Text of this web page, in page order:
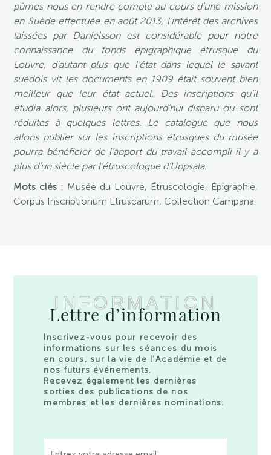
pûmes nous en rendre compte au cours d’une mission
en Suède effectuée en août 2013, l’intérêt des archives
laissées par Danielsson est considérable pour notre
connaissance du fonds épigraphique étrusque du
Louvre, d’autant plus que l’état dans lequel le savant
suédois vit les documents en 1909 était souvent bien
meilleur que leur état actuel. Des inscriptions qu’il
étudia alors, plusieurs ont aujourd’hui disparu ou sont
réduites à quelques lettres. Le catalogue que nous
allons publier sur les inscriptions étrusques du musée
pourra bénéficier de l’apport du travail accompli il y a
plus d’un siècle par l’étruscologue d’Uppsala.
Mots clés : Musée du Louvre, Étruscologie, Épigraphie,
Corpus Inscriptionum Etruscarum, Collection Campana.
INFORMATION
Lettre d’information
Inscrivez-vous pour recevoir des
informations sur les séances du mois
en cours, sur la vie de l’Académie et de
nos futurs événements.
Recevez également les dernières
sorties des publications de nos
membres et les dernières nominations.